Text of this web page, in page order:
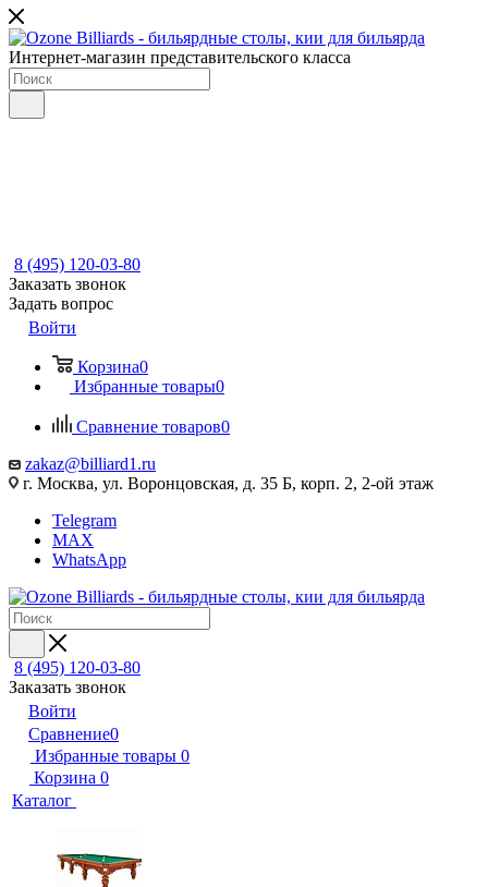
Интернет-магазин представительского класса
8 (495) 120-03-80
Заказать звонок
Задать вопрос
Войти
Корзина0
Избранные товары0
Сравнение товаров0
zakaz@billiard1.ru
г. Москва, ул. Воронцовская, д. 35 Б, корп. 2, 2-ой этаж
Telegram
MAX
WhatsApp
8 (495) 120-03-80
Заказать звонок
Войти
Сравнение0
Избранные товары 0
Корзина 0
Каталог